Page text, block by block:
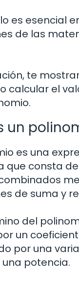
es esencial
de las
te
calcular el
un
es una
que consta
de suma y
del
un
por una
potencia.